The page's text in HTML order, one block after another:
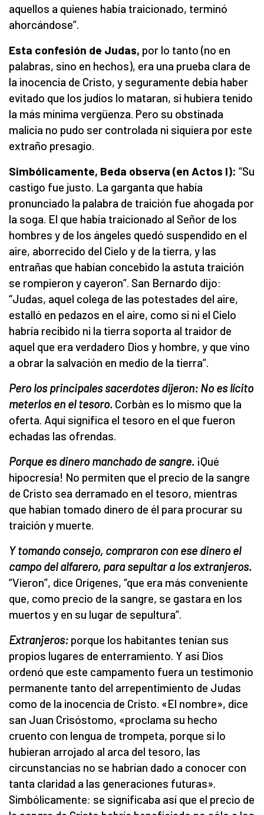
aquellos a quienes había traicionado, terminó
ahorcándose”.
Esta confesión de Judas, por lo tanto (no en
palabras, sino en hechos), era una prueba clara de
la inocencia de Cristo, y seguramente debía haber
evitado que los judíos lo mataran, si hubiera tenido
la más mínima vergüenza. Pero su obstinada
malicia no pudo ser controlada ni siquiera por este
extraño presagio.
Simbólicamente, Beda observa (en Actos I): “Su
castigo fue justo. La garganta que había
pronunciado la palabra de traición fue ahogada por
la soga. El que había traicionado al Señor de los
hombres y de los ángeles quedó suspendido en el
aire, aborrecido del Cielo y de la tierra, y las
entrañas que habían concebido la astuta traición
se rompieron y cayeron”. San Bernardo dijo:
“Judas, aquel colega de las potestades del aire,
estalló en pedazos en el aire, como si ni el Cielo
habría recibido ni la tierra soporta al traidor de
aquel que era verdadero Dios y hombre, y que vino
a obrar la salvación en medio de la tierra”.
Pero los principales sacerdotes dijeron: No es lícito
meterlos en el tesoro. Corbàn es lo mismo que la
oferta. Aquí significa el tesoro en el que fueron
echadas las ofrendas.
Porque es dinero manchado de sangre. ¡Qué
hipocresía! No permiten que el precio de la sangre
de Cristo sea derramado en el tesoro, mientras
que habían tomado dinero de él para procurar su
traición y muerte.
Y tomando consejo, compraron con ese dinero el
campo del alfarero, para sepultar a los extranjeros.
“Vieron”, dice Orígenes, “que era más conveniente
que, como precio de la sangre, se gastara en los
muertos y en su lugar de sepultura”.
Extranjeros: porque los habitantes tenían sus
propios lugares de enterramiento. Y así Dios
ordenó que este campamento fuera un testimonio
permanente tanto del arrepentimiento de Judas
como de la inocencia de Cristo. «El nombre», dice
san Juan Crisóstomo, «proclama su hecho
cruento con lengua de trompeta, porque si lo
hubieran arrojado al arca del tesoro, las
circunstancias no se habrían dado a conocer con
tanta claridad a las generaciones futuras».
Simbólicamente: se significaba así que el precio de